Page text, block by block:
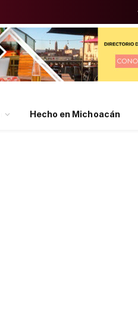
Hecho en Michoacán